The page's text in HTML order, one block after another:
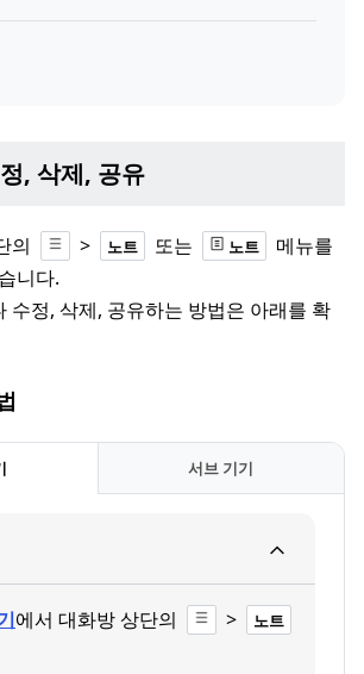
, 삭제, 공유
의 > 노트 또는 노트
메뉴를
니다.
수정, 삭제, 공유하는 방법은 아래를 확
서브 기기
에서 대화방 상단의 > 노트